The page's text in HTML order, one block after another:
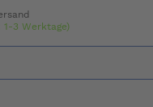
3 Werktage)